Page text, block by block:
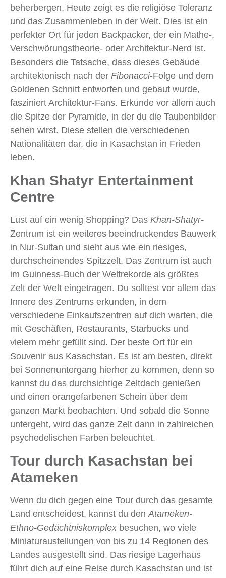
beherbergen. Heute zeigt es die religiöse Toleranz
und das Zusammenleben in der Welt. Dies ist ein
perfekter Ort für jeden Backpacker, der ein Mathe-,
Verschwörungstheorie- oder Architektur-Nerd ist.
Besonders die Tatsache, dass dieses Gebäude
architektonisch nach der Fibonacci-Folge und dem
Goldenen Schnitt entworfen und gebaut wurde,
fasziniert Architektur-Fans. Erkunde vor allem auch
die Spitze der Pyramide, in der du die Taubenbilder
sehen wirst. Diese stellen die verschiedenen
Nationalitäten dar, die in Kasachstan in Frieden
leben.
Khan Shatyr Entertainment
Centre
Lust auf ein wenig Shopping? Das Khan-Shatyr-
Zentrum ist ein weiteres beeindruckendes Bauwerk
in Nur-Sultan und sieht aus wie ein riesiges,
durchscheinendes Spitzzelt. Das Zentrum ist auch
im Guinness-Buch der Weltrekorde als größtes
Zelt der Welt eingetragen. Du solltest vor allem das
Innere des Zentrums erkunden, in dem
verschiedene Einkaufszentren auf dich warten, die
mit Geschäften, Restaurants, Starbucks und
vielem mehr gefüllt sind. Der beste Ort für ein
Souvenir aus Kasachstan. Es ist am besten, direkt
bei Sonnenuntergang hierher zu kommen, denn so
kannst du das durchsichtige Zeltdach genießen
und einen orangefarbenen Schein über dem
ganzen Markt beobachten. Und sobald die Sonne
untergeht, wird das ganze Zelt dann in zahlreichen
psychedelischen Farben beleuchtet.
Tour durch Kasachstan bei
Atameken
Wenn du dich gegen eine Tour durch das gesamte
Land entscheidest, kannst du denAtameken-
Ethno-Gedächtniskomplexbesuchen, wo viele
Miniaturaustellungen von bis zu 14 Regionen des
Landes ausgestellt sind. Das riesige Lagerhaus
führt dich auf eine Reise durch Kasachstan und ist